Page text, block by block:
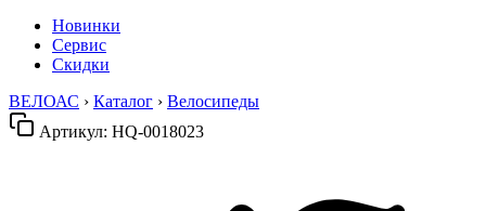
Новинки
Сервис
Скидки
ВЕЛОАС › Каталог › Велосипеды
Артикул: HQ-0018023